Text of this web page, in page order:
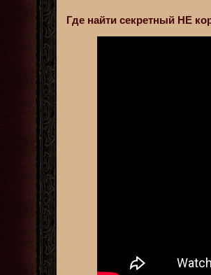
Где найти секретный НЕ